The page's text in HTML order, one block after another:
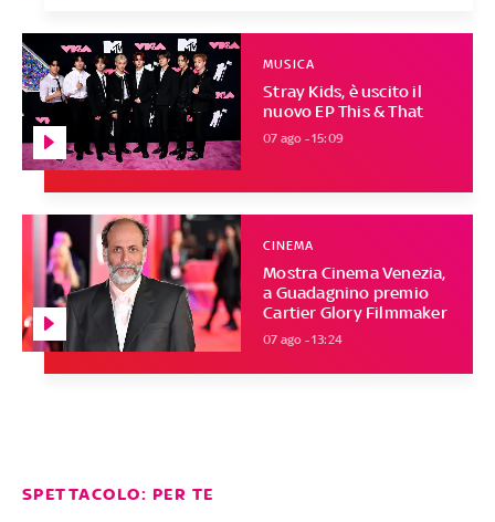
Stray Kids, è uscito il
nuovo EP This & That
MUSICA
07 ago - 15:09
Mostra Cinema Venezia,
a Guadagnino premio
Cartier Glory Filmmaker
CINEMA
07 ago - 13:24
SPETTACOLO: PER TE